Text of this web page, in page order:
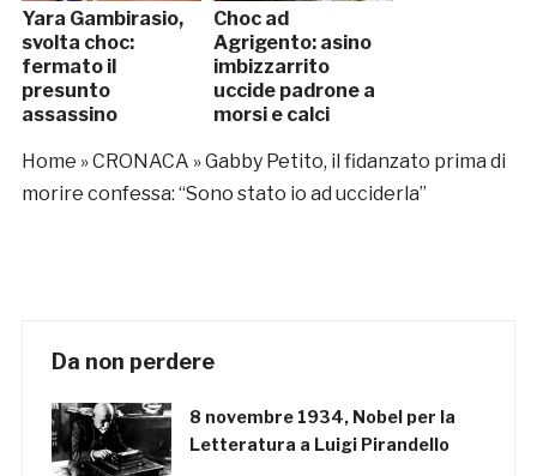
Yara Gambirasio,
svolta choc:
fermato il
presunto
assassino
Choc ad
Agrigento: asino
imbizzarrito
uccide padrone a
morsi e calci
Home »CRONACA »Gabby Petito, il fidanzato prima di
morire confessa: “Sono stato io ad ucciderla”
Da non perdere
8 novembre 1934, Nobel per la
Letteratura a Luigi Pirandello